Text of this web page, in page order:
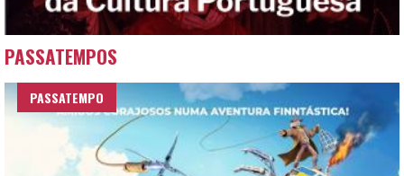
PASSATEMPOS
PASSATEMPO